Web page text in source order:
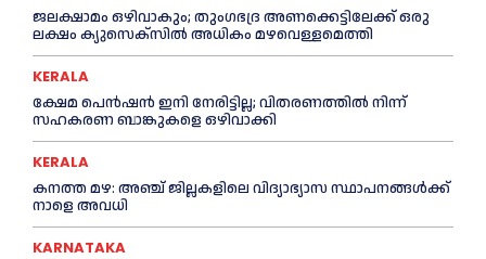
ജലക്ഷാമം ഒഴിവാകും; തുംഗഭദ്ര അണക്കെട്ടിലേക്ക് ഒരു
ലക്ഷം ക്യുസെക്സില്‍ അധികം മഴവെള്ളമെത്തി
KERALA
ക്ഷേമ പെൻഷൻ ഇനി നേരിട്ടില്ല; വിതരണത്തിൽ നിന്ന്
സഹകരണ ബാങ്കുകളെ ഒഴിവാക്കി
KERALA
കനത്ത മഴ: അഞ്ച് ജില്ലകളിലെ വിദ്യാഭ്യാസ സ്ഥാപനങ്ങൾക്ക്
നാളെ അവധി
KARNATAKA